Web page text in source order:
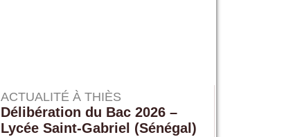
ACTUALITÉ À THIÈS
Délibération du Bac 2026 –
Lycée Saint-Gabriel (Sénégal)